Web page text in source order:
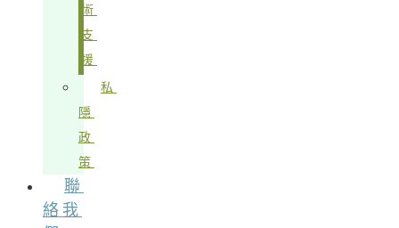
術
支
援
私
隱
政
策
聯
絡我